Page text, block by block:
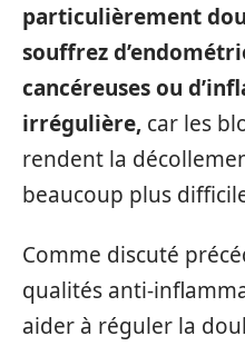
particulièrement
souffrez
cancéreuses ou
irrégulière, car les
rendent la
beaucoup plus
Comme discuté
qualités anti-
aider à réguler la